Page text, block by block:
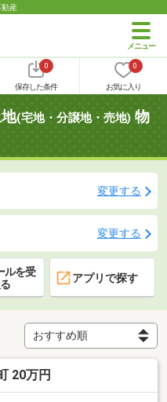
動産
0
保存した条件
0
お気に入り
(宅地・分譲地・売地) 物
変更する
変更する
ルを受
アプリで探す
20万円